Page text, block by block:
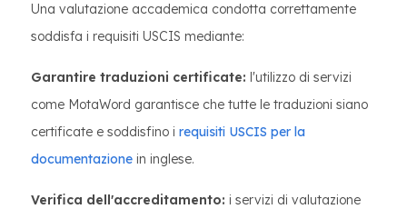
Una valutazione accademica condotta correttamente
soddisfa i requisiti USCIS mediante:
Garantire traduzioni certificate: l'utilizzo di servizi
come MotaWord garantisce che tutte le traduzioni siano
certificate e soddisfino i requisiti USCIS per la
documentazione in inglese.
Verifica dell'accreditamento: i servizi di valutazione